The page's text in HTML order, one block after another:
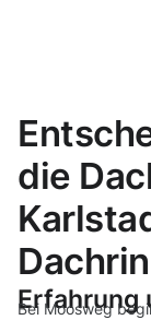
die
Erfahrung
Bei Moosweg